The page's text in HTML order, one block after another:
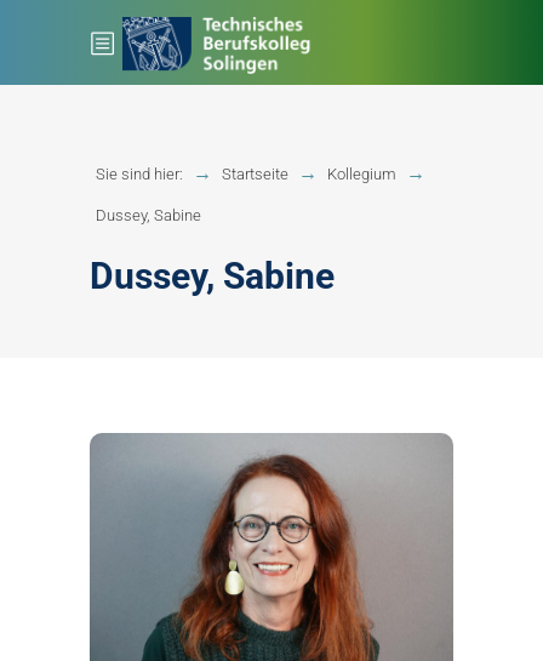
Sie sind hier: Startseite Kollegium
Dussey, Sabine
Dussey, Sabine